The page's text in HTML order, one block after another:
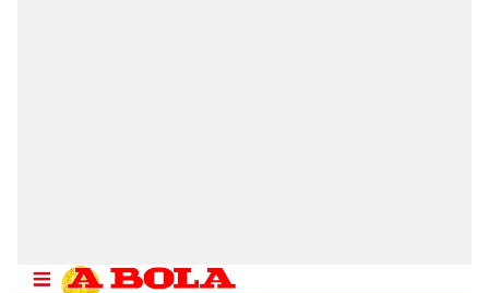
ilgili mevzuata uygun olarak kullanılan çerezlerle ilgili bilgi